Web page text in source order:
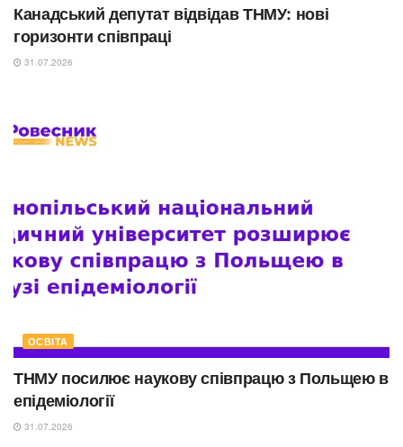
Канадський депутат відвідав ТНМУ: нові
горизонти співпраці
31.07.2026
ОСВІТА
ТНМУ посилює наукову співпрацю з Польщею в
епідеміології
31.07.2026